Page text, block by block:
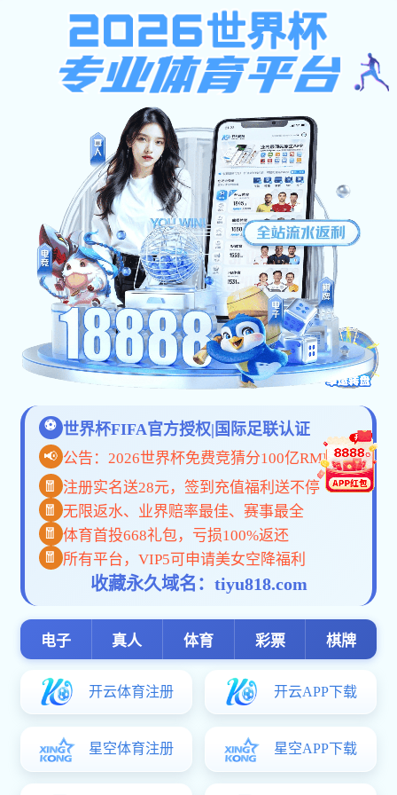
竞彩篮球app
网站首页 竞彩篮球app简介 教学科研
文档下载 文档下载
发布
浙江省杭州
Copyright ? 竞彩篮球app
竞彩篮球app-天津光电